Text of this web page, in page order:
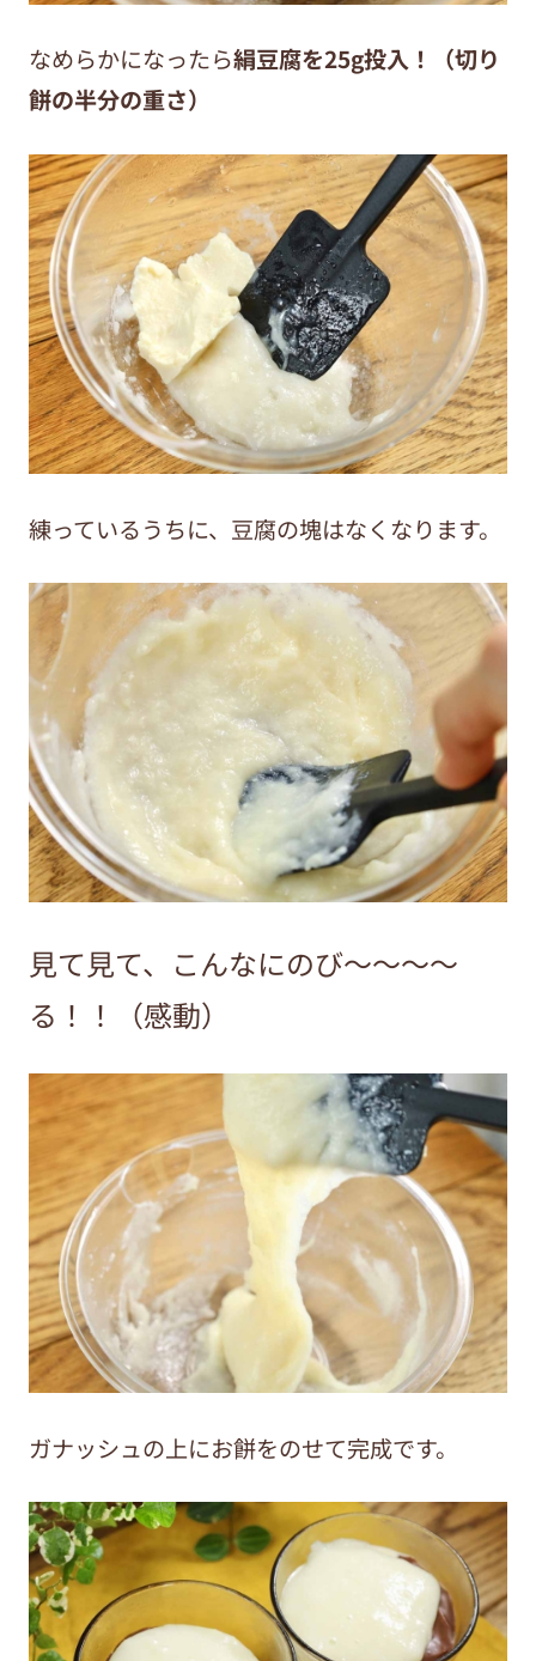
なめらかになったら絹豆腐を25g投入！（切り
餅の半分の重さ）
練っているうちに、豆腐の塊はなくなります。
見て見て、こんなにのび～～～～
る！！（感動）
ガナッシュの上にお餅をのせて完成です。